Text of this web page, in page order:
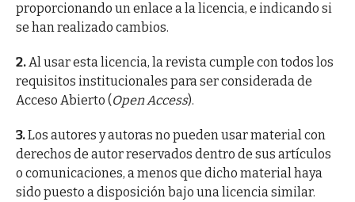
proporcionando un enlace a la licencia, e indicando si
se han realizado cambios.
2.Al usar esta licencia, la revista cumple con todos los
requisitos institucionales para ser considerada de
Acceso Abierto (Open Access).
3.Los autores y autoras no pueden usar material con
derechos de autor reservados dentro de sus artículos
o comunicaciones, a menos que dicho material haya
sido puesto a disposición bajo una licencia similar.